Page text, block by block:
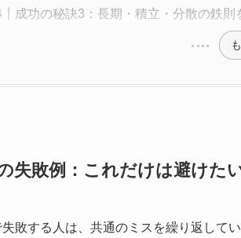
成功の秘訣3：長期・積立・分散の鉄則
失敗例：これだけは避けた
敗する人は、共通のミスを繰り返して